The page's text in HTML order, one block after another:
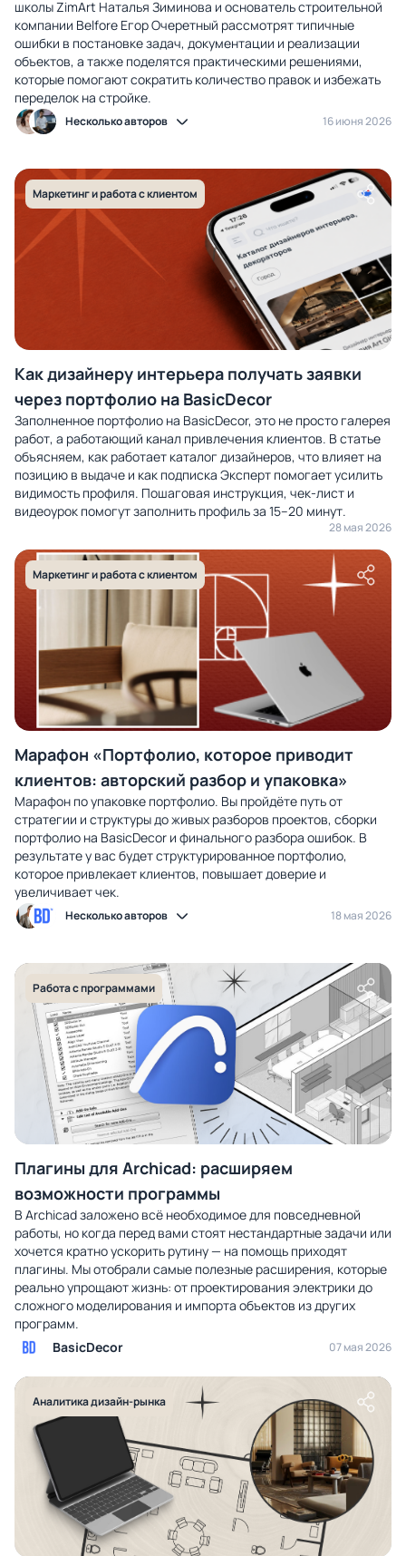
школы ZimArt Наталья Зиминова и основатель строительной
компании Belfore Егор Очеретный рассмотрят типичные
ошибки в постановке задач, документации и реализации
объектов, а также поделятся практическими решениями,
которые помогают сократить количество правок и избежать
переделок на стройке.
Несколько авторов 16 июня 2026
Маркетинг и работа с клиентом
Как дизайнеру интерьера получать заявки
через портфолио на BasicDecor
Заполненное портфолио на BasicDecor, это не просто галерея
работ, а работающий канал привлечения клиентов. В статье
объясняем, как работает каталог дизайнеров, что влияет на
позицию в выдаче и как подписка Эксперт помогает усилить
видимость профиля. Пошаговая инструкция, чек-лист и
видеоурок помогут заполнить профиль за 15–20 минут.
28 мая 2026
Маркетинг и работа с клиентом
Марафон «Портфолио, которое приводит
клиентов: авторский разбор и упаковка»
Марафон по упаковке портфолио. Вы пройдёте путь от
стратегии и структуры до живых разборов проектов, сборки
портфолио на BasicDecor и финального разбора ошибок. В
результате у вас будет структурированное портфолио,
которое привлекает клиентов, повышает доверие и
увеличивает чек.
Несколько авторов 18 мая 2026
Работа с программами
Плагины для Archicad: расширяем
возможности программы
В Archicad заложено всё необходимое для повседневной
работы, но когда перед вами стоят нестандартные задачи или
хочется кратно ускорить рутину — на помощь приходят
плагины. Мы отобрали самые полезные расширения, которые
реально упрощают жизнь: от проектирования электрики до
сложного моделирования и импорта объектов из других
программ.
BasicDecor
07 мая 2026
Аналитика дизайн-рынка